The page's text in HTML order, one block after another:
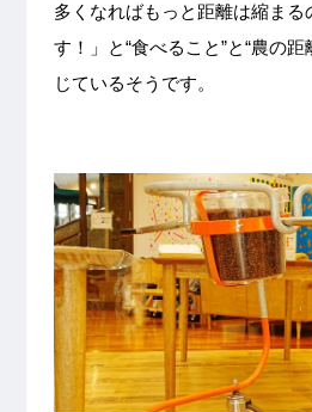
多くなればもっと距離は縮まる
す！」と“食べること”と“農の
じているそうです。